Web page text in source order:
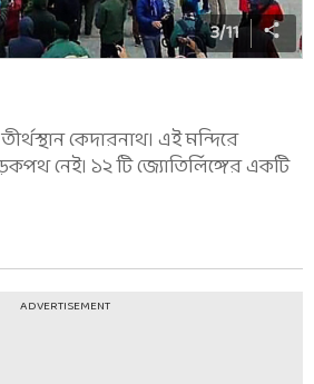
3/11
কেদারনাথ। এই মন্দিরে
নেই। ১২ টি জ্যোতির্লিঙ্গের একটি
ADVERTISEMENT